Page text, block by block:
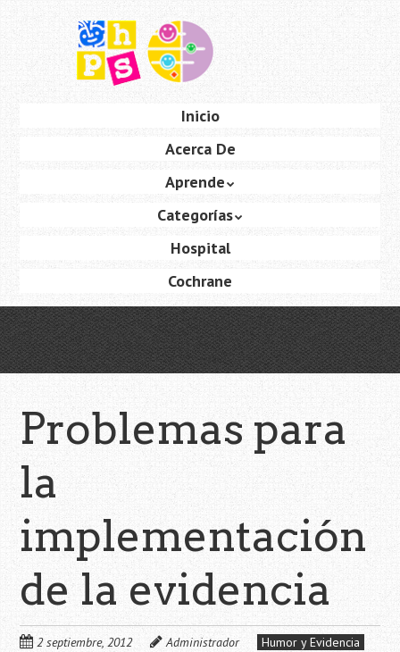
principal
Inicio
Acerca De
Aprende
Categorías
Hospital
Cochrane
Problemas para
la
implementación
de la evidencia
2 septiembre, 2012 Administrador
Humor y Evidencia